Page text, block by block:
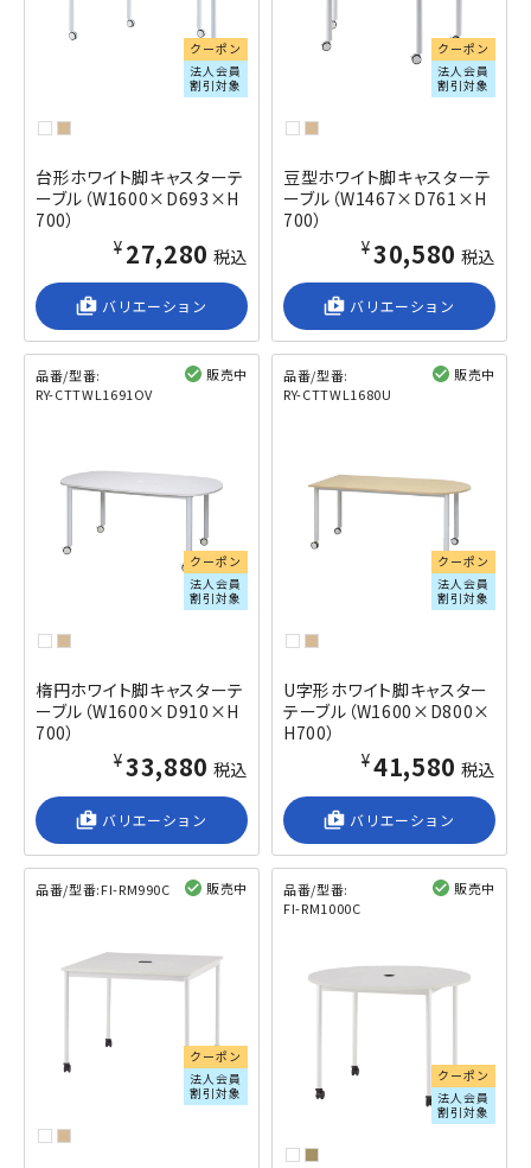
クーポン
法人会員
割引対象
台形ホワイト脚キャスターテ
ーブル（W1600×D693×H
700）
¥27,280 税込
shop_2 バリエーション
クーポン
法人会員
割引対象
豆型ホワイト脚キャスターテ
ーブル（W1467×D761×H
700）
¥30,580 税込
shop_2 バリエーション
品番/型番:
RY-CTTWL1691OV
販売中
クーポン
法人会員
割引対象
楕円ホワイト脚キャスターテ
ーブル（W1600×D910×H
700）
¥33,880 税込
shop_2 バリエーション
品番/型番:
RY-CTTWL1680U
販売中
クーポン
法人会員
割引対象
U字形ホワイト脚キャスター
テーブル（W1600×D800×
H700）
¥41,580 税込
shop_2 バリエーション
品番/型番:FI-RM990C 販売中
クーポン
法人会員
割引対象
品番/型番:
FI-RM1000C
販売中
クーポン
法人会員
割引対象